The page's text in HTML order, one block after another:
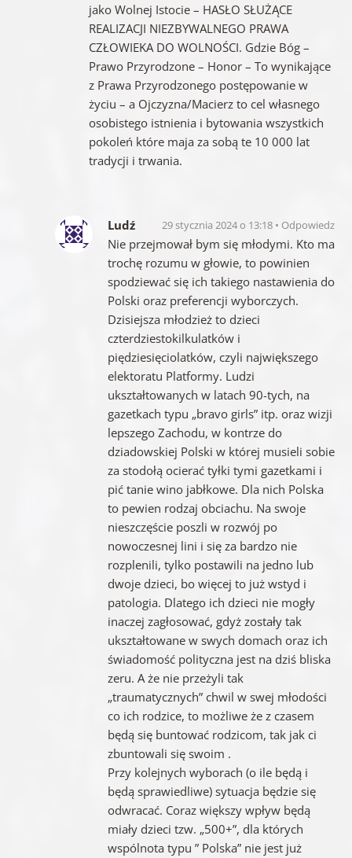
jako Wolnej Istocie – HASŁO SŁUŻĄCE
REALIZACJI NIEZBYWALNEGO PRAWA
CZŁOWIEKA DO WOLNOŚCI. Gdzie Bóg –
Prawo Przyrodzone – Honor – To wynikające
z Prawa Przyrodzonego postępowanie w
życiu – a Ojczyzna/Macierz to cel własnego
osobistego istnienia i bytowania wszystkich
pokoleń które maja za sobą te 10 000 lat
tradycji i trwania.
Ludź 29 stycznia 2024 o 13:18 Odpowiedz
Nie przejmował bym się młodymi. Kto ma
trochę rozumu w głowie, to powinien
spodziewać się ich takiego nastawienia do
Polski oraz preferencji wyborczych.
Dzisiejsza młodzież to dzieci
czterdziestokilkulatków i
piędziesięciolatków, czyli największego
elektoratu Platformy. Ludzi
ukształtowanych w latach 90-tych, na
gazetkach typu „bravo girls” itp. oraz wizji
lepszego Zachodu, w kontrze do
dziadowskiej Polski w której musieli sobie
za stodołą ocierać tyłki tymi gazetkami i
pić tanie wino jabłkowe. Dla nich Polska
to pewien rodzaj obciachu. Na swoje
nieszczęście poszli w rozwój po
nowoczesnej lini i się za bardzo nie
rozplenili, tylko postawili na jedno lub
dwoje dzieci, bo więcej to już wstyd i
patologia. Dlatego ich dzieci nie mogły
inaczej zagłosować, gdyż zostały tak
ukształtowane w swych domach oraz ich
świadomość polityczna jest na dziś bliska
zeru. A że nie przeżyli tak
„traumatycznych” chwil w swej młodości
co ich rodzice, to możliwe że z czasem
będą się buntować rodzicom, tak jak ci
zbuntowali się swoim .
Przy kolejnych wyborach (o ile będą i
będą sprawiedliwe) sytuacja będzie się
odwracać. Coraz większy wpływ będą
miały dzieci tzw. „500+”, dla których
wspólnota typu ” Polska” nie jest już